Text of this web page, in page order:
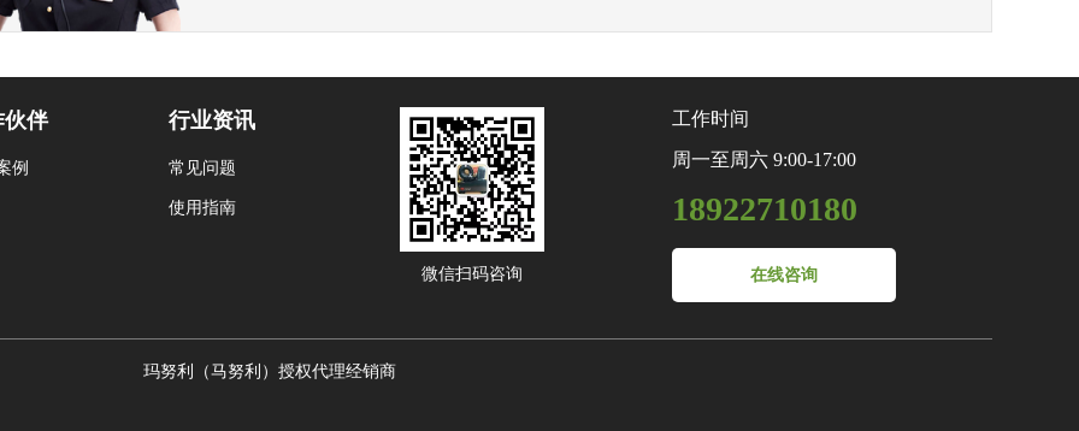
伙伴
例
行业资讯
常见问题
使用指南
微信扫码咨询
工作时间
周一至周六 9:00-17:00
18922710180
在线咨询
玛努利（马努利）授权代理经销商